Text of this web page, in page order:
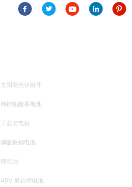
太阳能光伏组件
阀控铅酸蓄电池
工业充电机
磷酸铁锂电池
锂电池
48V 通信锂电池